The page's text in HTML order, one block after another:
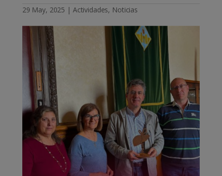
29 May, 2025 | Actividades, Noticias